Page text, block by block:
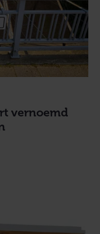
vernoemd